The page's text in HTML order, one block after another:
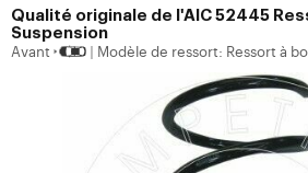
Qualité originale de l'AIC 52445
Suspension
Avant Modèle de ressort: Ressort à